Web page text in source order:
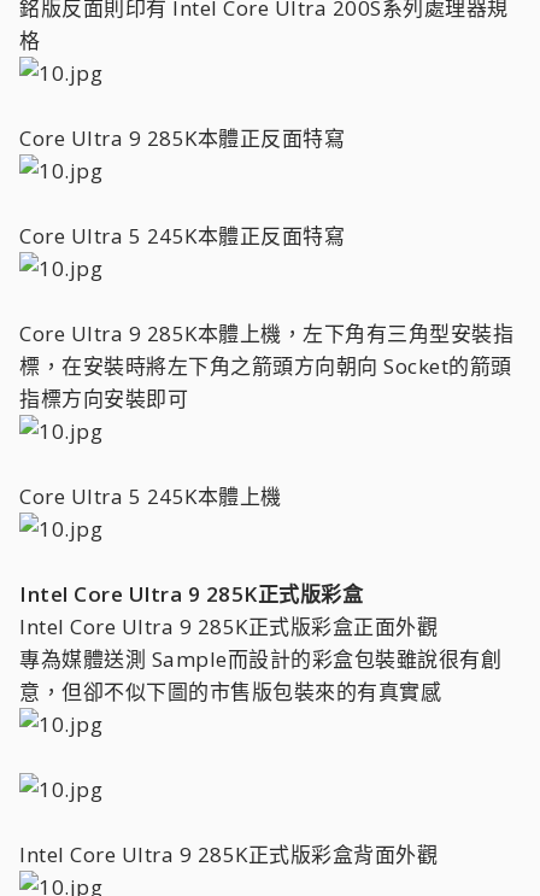
銘版反面則印有 Intel Core Ultra 200S系列處理器規
格
Core Ultra 9 285K本體正反面特寫
Core Ultra 5 245K本體正反面特寫
Core Ultra 9 285K本體上機，左下角有三角型安裝指
標，在安裝時將左下角之箭頭方向朝向 Socket的箭頭
指標方向安裝即可
Core Ultra 5 245K本體上機
Intel Core Ultra 9 285K正式版彩盒
Intel Core Ultra 9 285K正式版彩盒正面外觀
專為媒體送測 Sample而設計的彩盒包裝雖說很有創
意，但卻不似下圖的市售版包裝來的有真實感
Intel Core Ultra 9 285K正式版彩盒背面外觀